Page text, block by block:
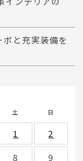
と充実装備を
土 日
1
2
8 9